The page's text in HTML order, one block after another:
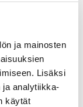
ja mainosten
Lisäksi
ja analytiikka-
käytät
painikkeesta